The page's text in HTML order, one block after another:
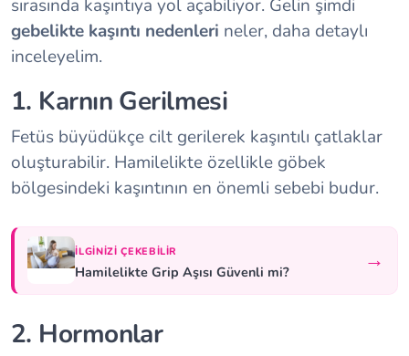
sırasında kaşıntıya yol açabiliyor. Gelin şimdi
gebelikte kaşıntı nedenleri neler, daha detaylı
inceleyelim.
1. Karnın Gerilmesi
Fetüs büyüdükçe cilt gerilerek kaşıntılı çatlaklar
oluşturabilir. Hamilelikte özellikle göbek
bölgesindeki kaşıntının en önemli sebebi budur.
İLGINIZI ÇEKEBILIR
Hamilelikte Grip Aşısı Güvenli mi? →
2. Hormonlar